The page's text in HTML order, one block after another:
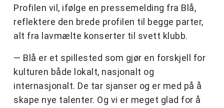
Profilen vil, ifølge en pressemelding fra Blå,
reflektere den brede profilen til begge parter,
alt fra lavmælte konserter til svett klubb.
— Blå er et spillested som gjør en forskjell for
kulturen både lokalt, nasjonalt og
internasjonalt. De tar sjanser og er med på å
skape nye talenter. Og vi er meget glad for å